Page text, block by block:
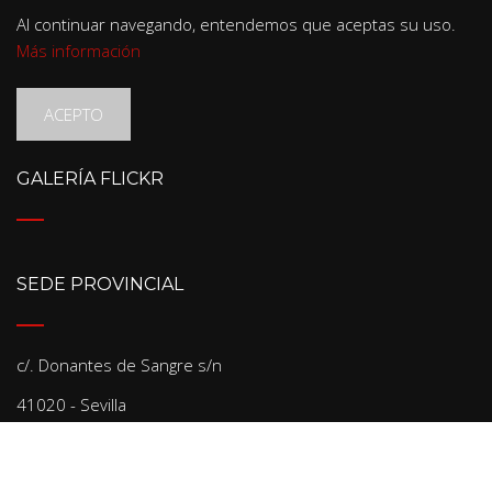
Al continuar navegando, entendemos que aceptas su uso.
Más información
ACEPTO
GALERÍA FLICKR
SEDE PROVINCIAL
c/. Donantes de Sangre s/n
41020 - Sevilla